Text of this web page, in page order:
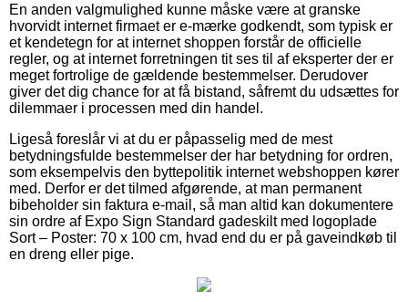
En anden valgmulighed kunne måske være at granske
hvorvidt internet firmaet er e-mærke godkendt, som typisk er
et kendetegn for at internet shoppen forstår de officielle
regler, og at internet forretningen tit ses til af eksperter der er
meget fortrolige de gældende bestemmelser. Derudover
giver det dig chance for at få bistand, såfremt du udsættes for
dilemmaer i processen med din handel.
Ligeså foreslår vi at du er påpasselig med de mest
betydningsfulde bestemmelser der har betydning for ordren,
som eksempelvis den byttepolitik internet webshoppen kører
med. Derfor er det tilmed afgørende, at man permanent
bibeholder sin faktura e-mail, så man altid kan dokumentere
sin ordre af Expo Sign Standard gadeskilt med logoplade
Sort – Poster: 70 x 100 cm, hvad end du er på gaveindkøb til
en dreng eller pige.